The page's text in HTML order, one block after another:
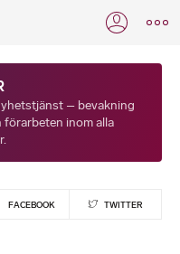
– bevakning
inom alla
FACEBOOK TWITTER